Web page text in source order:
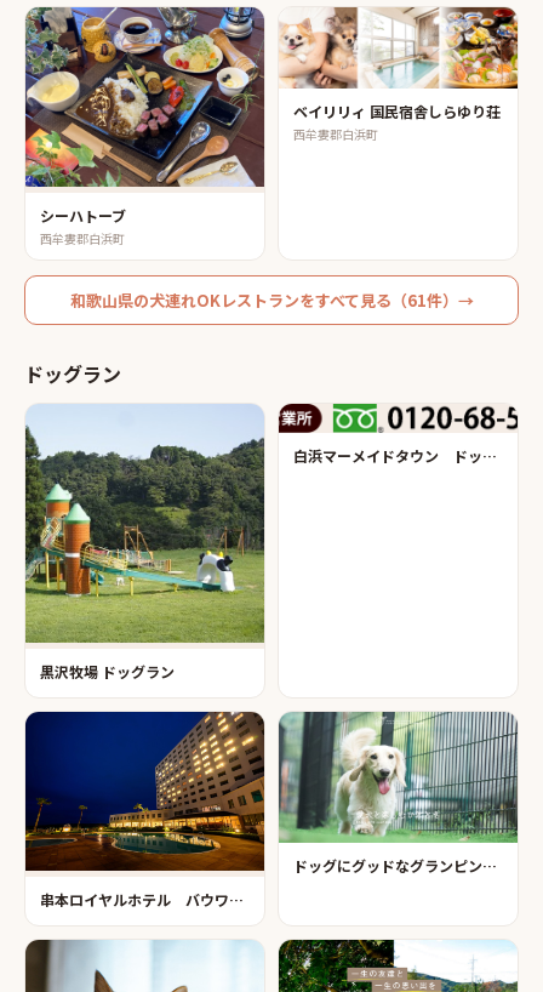
シーハトーブ
西牟婁郡白浜町
ベイリリィ 国民宿舎しらゆり荘
西牟婁郡白浜町
和歌山県の犬連れOKレストランをすべて見る（61件）→
ドッグラン
黒沢牧場 ドッグラン
白浜マーメイドタウン ドッグラン
串本ロイヤルホテル バウワウランド
ドッグにグッドなグランピング和歌山北